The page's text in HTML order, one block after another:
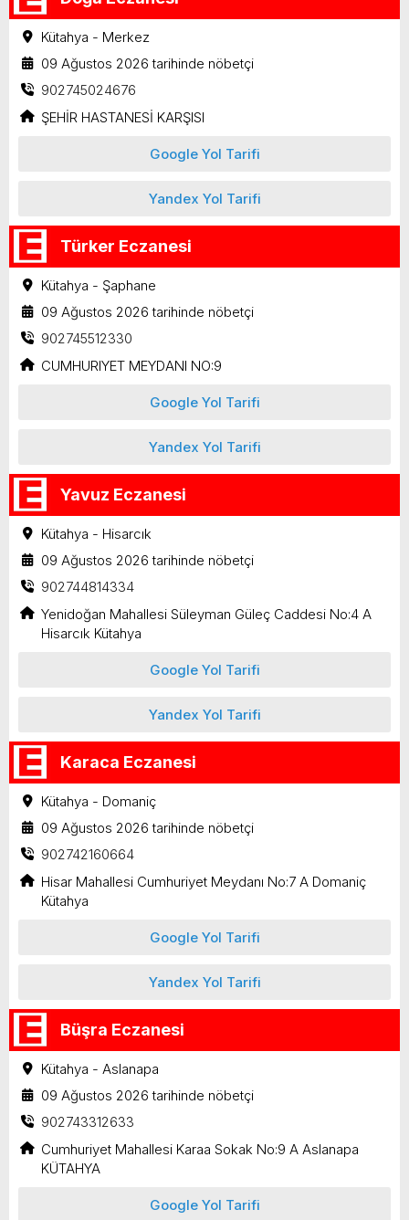
Kütahya - Merkez
09 Ağustos 2026 tarihinde nöbetçi
902745024676
ŞEHİR HASTANESİ KARŞISI
Google Yol Tarifi
Yandex Yol Tarifi
Türker Eczanesi
Kütahya - Şaphane
09 Ağustos 2026 tarihinde nöbetçi
902745512330
CUMHURIYET MEYDANI NO:9
Google Yol Tarifi
Yandex Yol Tarifi
Yavuz Eczanesi
Kütahya - Hisarcık
09 Ağustos 2026 tarihinde nöbetçi
902744814334
Yenidoğan Mahallesi Süleyman Güleç Caddesi No:4 A
Hisarcık Kütahya
Google Yol Tarifi
Yandex Yol Tarifi
Karaca Eczanesi
Kütahya - Domaniç
09 Ağustos 2026 tarihinde nöbetçi
902742160664
Hisar Mahallesi Cumhuriyet Meydanı No:7 A Domaniç
Kütahya
Google Yol Tarifi
Yandex Yol Tarifi
Büşra Eczanesi
Kütahya - Aslanapa
09 Ağustos 2026 tarihinde nöbetçi
902743312633
Cumhuriyet Mahallesi Karaa Sokak No:9 A Aslanapa
KÜTAHYA
Google Yol Tarifi